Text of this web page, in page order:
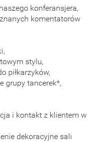
konferansjera,
komentatorów
stylu,
piłkarzyków,
grupy tancerek*,
i kontakt z klientem w
dekoracyjne sali